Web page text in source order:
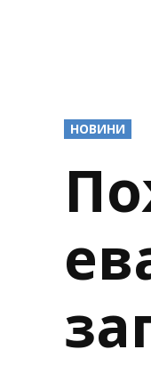
POSTED
IN
НОВИНИ